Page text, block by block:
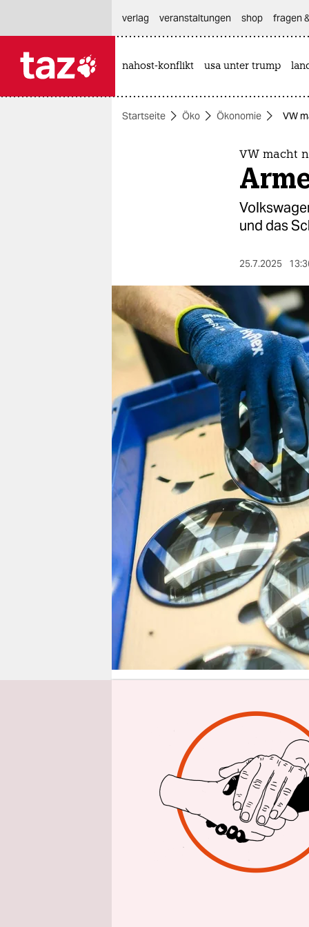
themen
berlin
nord
wahrheit
verlag
verlag
veranstaltungen
shop
fragen & hilfe
unterstützen
abo
genossenschaft
epaper login
verlag
veranstaltungen shop fragen
nahost-konflikt usa unter trump
Startseite Öko Ökonomie VW
VW macht
und das
25.7.2025
dpa
Jahr
Audi – und
Allein 1,2
USA. Auf
ließ dort
nannte